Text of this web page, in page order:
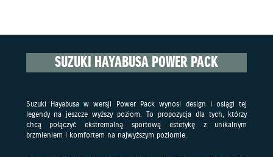
SUZUKI HAYABUSA POWER PACK
Suzuki Hayabusa w wersji Power Pack wynosi design i osiągi tej
legendy na jeszcze wyższy poziom. To propozycja dla tych, którzy
chcą połączyć ekstremalną sportową estetykę z unikalnym
brzmieniem i komfortem na najwyższym poziomie.